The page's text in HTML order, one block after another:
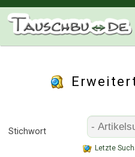
Stichwort
Letzte